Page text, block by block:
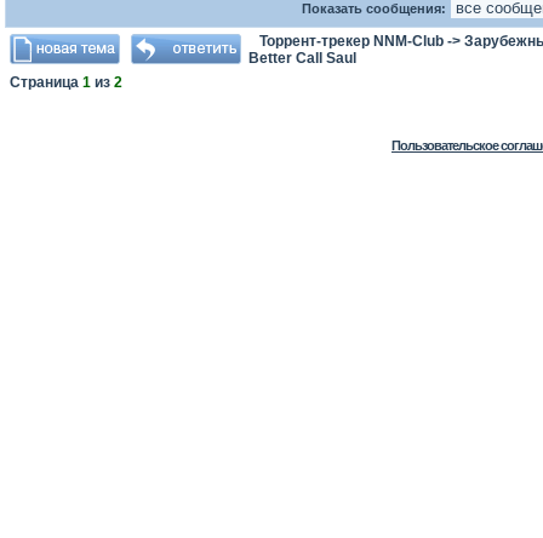
Показать сообщения:
Торрент-трекер NNM-Club ->
Better Call Saul
Страница 1 из 2
Пользовательское